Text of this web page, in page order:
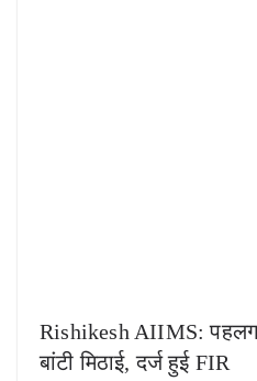
Rishikesh AIIMS:
बांटी मिठाई, दर्ज हुई FIR